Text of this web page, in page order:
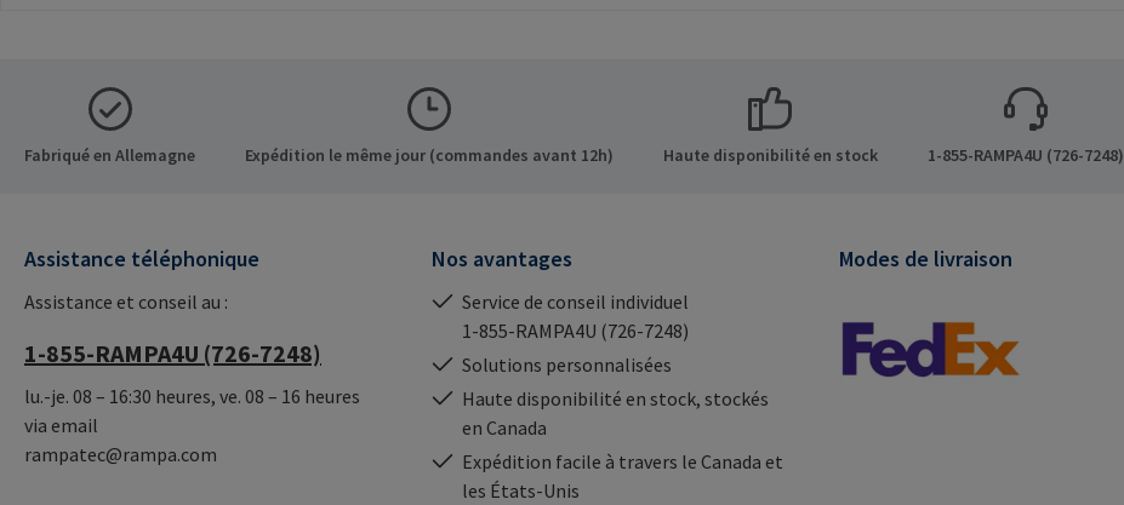
RAMPA.Informations sur le
fabricant: RAMPA GmbH &
Co. KG Auf der Heide 8 21514
RAMPA.Informations sur le
fabricant: RAMPA GmbH &
Co. KG Auf der Heide 8 21514
Fabriqué en Allemagne Expédition le même jour (commandes avant 12h) Haute disponibilité en stock 1-855-RAMPA4U (726-7248)
Assistance téléphonique
Assistance et conseil au :
1-855-RAMPA4U (726-7248)
lu.-je. 08 – 16:30 heures, ve. 08 – 16 heures
via email
rampatec@rampa.com
Nos avantages
Service de conseil individuel
1-855-RAMPA4U (726-7248)
Solutions personnalisées
Haute disponibilité en stock, stockés
en Canada
Expédition facile à travers le Canada et
les États-Unis
Modes de livraison